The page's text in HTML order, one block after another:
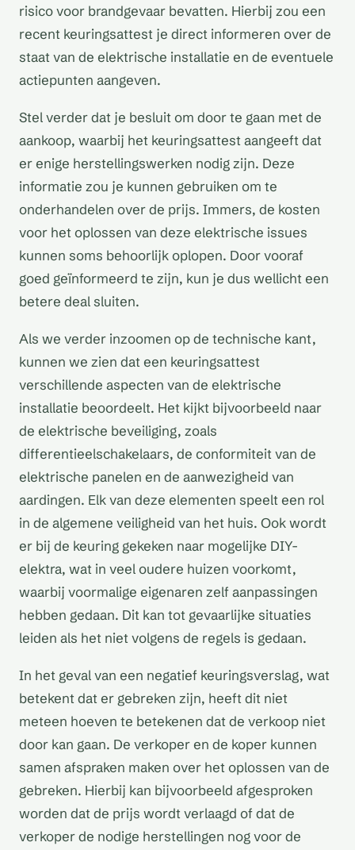
risico voor brandgevaar bevatten. Hierbij zou een
recent keuringsattest je direct informeren over de
staat van de elektrische installatie en de eventuele
actiepunten aangeven.
Stel verder dat je besluit om door te gaan met de
aankoop, waarbij het keuringsattest aangeeft dat
er enige herstellingswerken nodig zijn. Deze
informatie zou je kunnen gebruiken om te
onderhandelen over de prijs. Immers, de kosten
voor het oplossen van deze elektrische issues
kunnen soms behoorlijk oplopen. Door vooraf
goed geïnformeerd te zijn, kun je dus wellicht een
betere deal sluiten.
Als we verder inzoomen op de technische kant,
kunnen we zien dat een keuringsattest
verschillende aspecten van de elektrische
installatie beoordeelt. Het kijkt bijvoorbeeld naar
de elektrische beveiliging, zoals
differentieelschakelaars, de conformiteit van de
elektrische panelen en de aanwezigheid van
aardingen. Elk van deze elementen speelt een rol
in de algemene veiligheid van het huis. Ook wordt
er bij de keuring gekeken naar mogelijke DIY-
elektra, wat in veel oudere huizen voorkomt,
waarbij voormalige eigenaren zelf aanpassingen
hebben gedaan. Dit kan tot gevaarlijke situaties
leiden als het niet volgens de regels is gedaan.
In het geval van een negatief keuringsverslag, wat
betekent dat er gebreken zijn, heeft dit niet
meteen hoeven te betekenen dat de verkoop niet
door kan gaan. De verkoper en de koper kunnen
samen afspraken maken over het oplossen van de
gebreken. Hierbij kan bijvoorbeeld afgesproken
worden dat de prijs wordt verlaagd of dat de
verkoper de nodige herstellingen nog voor de